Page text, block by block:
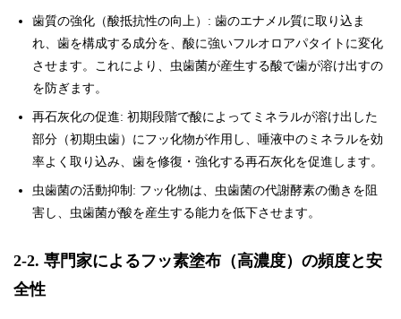
歯質の強化（酸抵抗性の向上）: 歯のエナメル質に取り込ま
れ、歯を構成する成分を、酸に強いフルオロアパタイトに変化
させます。これにより、虫歯菌が産生する酸で歯が溶け出すの
を防ぎます。
再石灰化の促進: 初期段階で酸によってミネラルが溶け出した
部分（初期虫歯）にフッ化物が作用し、唾液中のミネラルを効
率よく取り込み、歯を修復・強化する再石灰化を促進します。
虫歯菌の活動抑制: フッ化物は、虫歯菌の代謝酵素の働きを阻
害し、虫歯菌が酸を産生する能力を低下させます。
2-2. 専門家によるフッ素塗布（高濃度）の頻度と安
全性